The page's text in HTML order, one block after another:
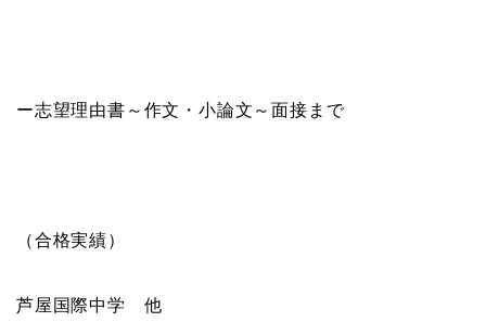
ー志望理由書～作文・小論文～面接まで
（合格実績）
芦屋国際中学 他